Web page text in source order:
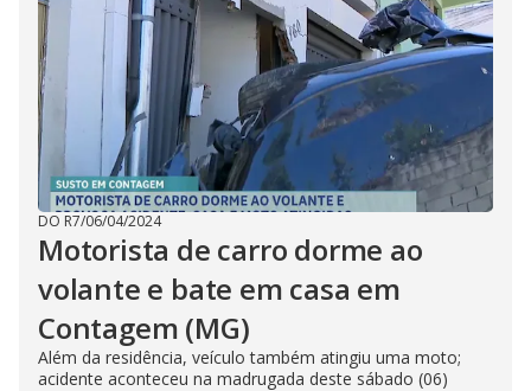
DO R7/06/04/2024
Motorista de carro dorme ao
volante e bate em casa em
Contagem (MG)
Além da residência, veículo também atingiu uma moto;
acidente aconteceu na madrugada deste sábado (06)